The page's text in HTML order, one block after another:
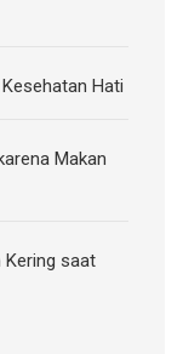
Hati
Makan
Kering saat